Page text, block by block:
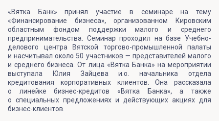
«Вятка Банк» принял участие в семинаре на тему
«Финансирование бизнеса», организованном Кировским
областным фондом поддержки малого и среднего
предпринимательства. Семинар проходил на базе Учебно-
делового центра Вятской торгово-промышленной палаты
и насчитывал около 50 участников — представителей малого
и среднего бизнеса. От лица «Вятка Банка» на мероприятии
выступала Юлия Зайцева и.о. начальника отдела
кредитования корпоративных клиентов. Она рассказала
о линейке бизнес-кредитов «Вятка Банка», а также
о специальных предложениях и действующих акциях для
бизнес-клиентов.